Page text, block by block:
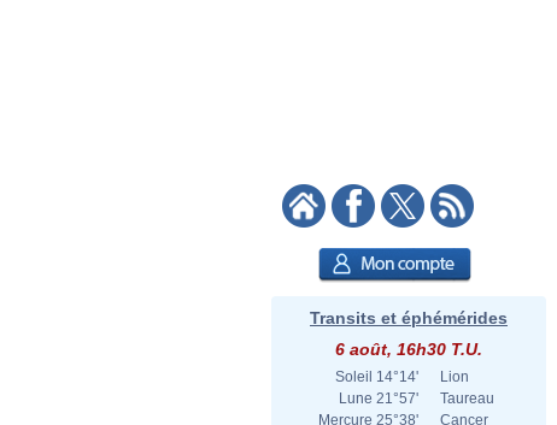
Transits et éphémérides
6 août, 16h30 T.U.
Soleil 14°14'
Lion
Lune 21°57'
Taureau
Mercure 25°38'
Cancer